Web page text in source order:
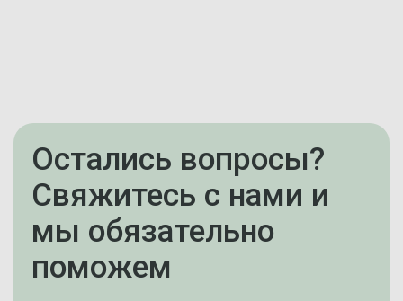
Остались вопросы?
Свяжитесь с нами и
мы обязательно
поможем